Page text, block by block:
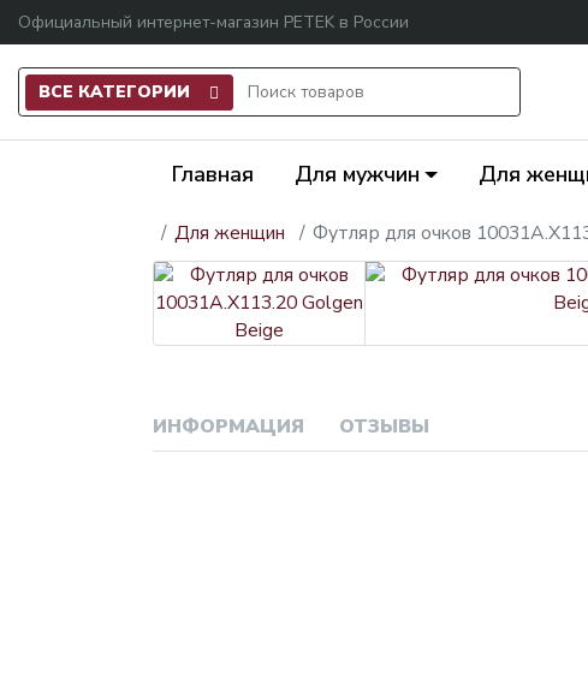
Официальный интернет-магазин PETEK в России
ВСЕ КАТЕГОРИИ
Главная Для мужчин Для
Для женщин Футляр для очков
ИНФОРМАЦИЯ ОТЗЫВЫ